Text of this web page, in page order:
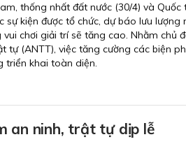
thống nhất đất nước (30/4) và Quốc
sự kiện được tổ chức, dự báo lưu lượng
chơi giải trí sẽ tăng cao. Nhằm chủ
tự (ANTT), việc tăng cường các biện
triển khai toàn diện.
an ninh, trật tự dịp lễ